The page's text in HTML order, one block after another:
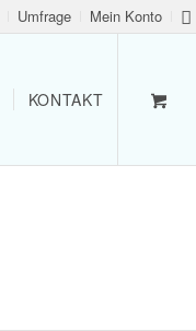
Umfrage Mein Konto
KONTAKT